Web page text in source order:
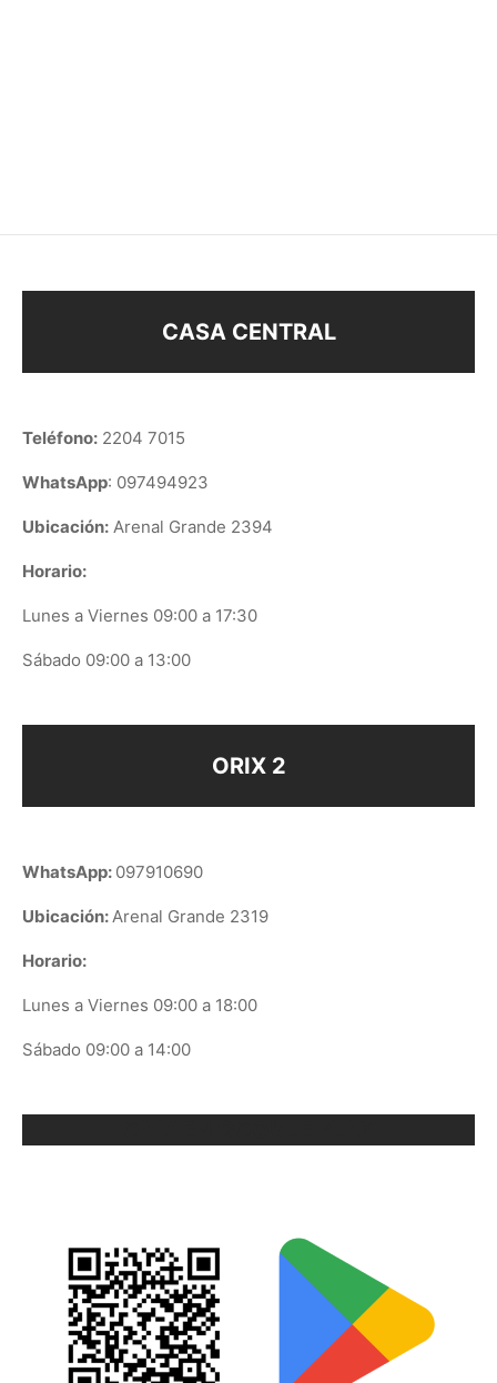
CASA CENTRAL
Teléfono: 2204 7015
WhatsApp: 097494923
Ubicación: Arenal Grande 2394
Horario:
Lunes a Viernes 09:00 a 17:30
Sábado 09:00 a 13:00
ORIX 2
WhatsApp: 097910690
Ubicación:Arenal Grande 2319
Horario:
Lunes a Viernes 09:00 a 18:00
Sábado 09:00 a 14:00